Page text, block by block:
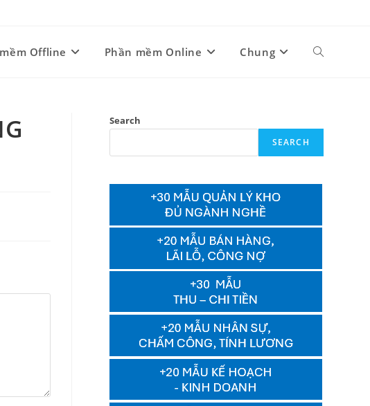
Offline Phần mềm Online Chung Toggle
search
Search
SEARCH